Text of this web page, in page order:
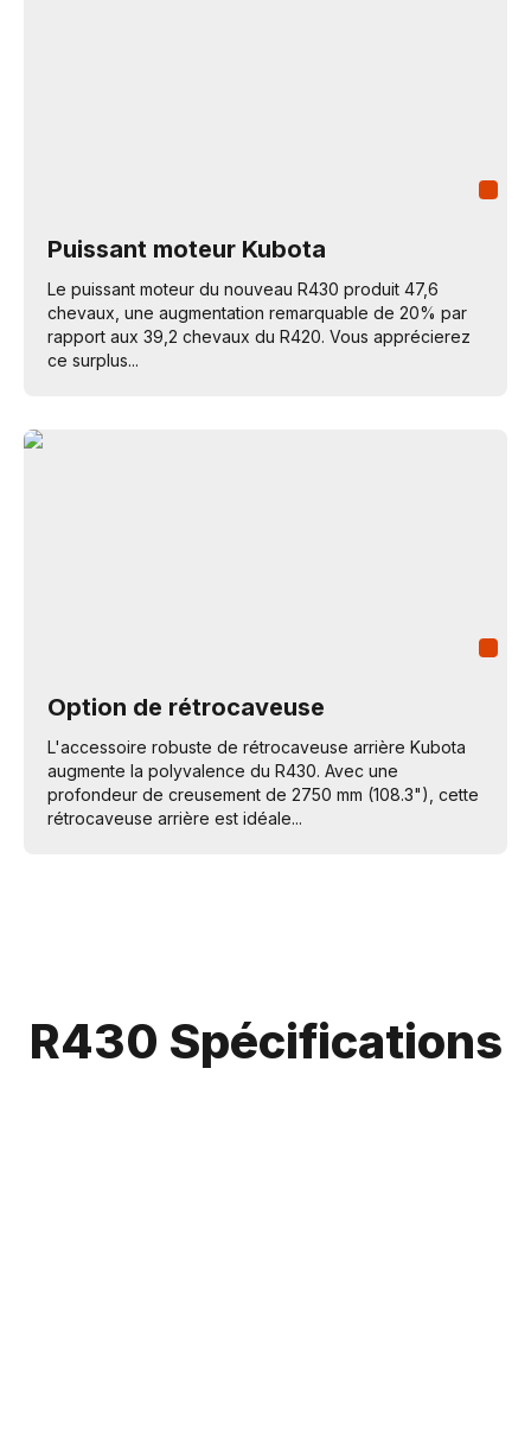
Puissant moteur Kubota
Le puissant moteur du nouveau R430 produit 47,6
chevaux, une augmentation remarquable de 20% par
rapport aux 39,2 chevaux du R420. Vous apprécierez
ce surplus...
Option de rétrocaveuse
L'accessoire robuste de rétrocaveuse arrière Kubota
augmente la polyvalence du R430. Avec une
profondeur de creusement de 2750 mm (108.3"), cette
rétrocaveuse arrière est idéale...
R430 Spécifications